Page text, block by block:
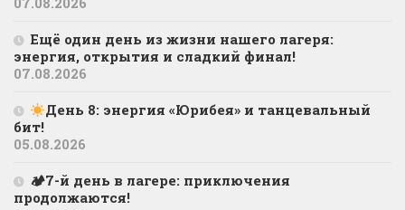
Ещё один день из жизни нашего лагеря:
энергия, открытия и сладкий финал!
07.08.2026
День 8: энергия «Юрибея» и танцевальный
бит!
05.08.2026
🏕7-й день в лагере: приключения
продолжаются!